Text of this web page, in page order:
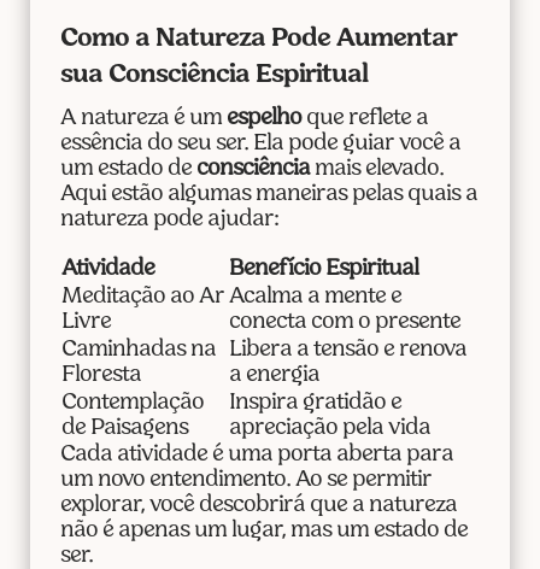
Como a Natureza Pode Aumentar
sua Consciência Espiritual
A natureza é um espelhoque reflete a
essência do seu ser. Ela pode guiar você a
um estado de consciênciamais elevado.
Aqui estão algumas maneiras pelas quais a
natureza pode ajudar:
Atividade
Benefício Espiritual
Meditação ao Ar
Livre
Acalma a mente e
conecta com o presente
Caminhadas na
Floresta
Libera a tensão e renova
a energia
Contemplação
de Paisagens
Inspira gratidão e
apreciação pela vida
Cada atividade é uma porta aberta para
um novo entendimento. Ao se permitir
explorar, você descobrirá que a natureza
não é apenas um lugar, mas um estado de
ser.